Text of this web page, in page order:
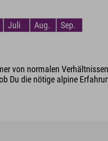
Juli Aug.
Sep.
von normalen
Du die nötige alpine